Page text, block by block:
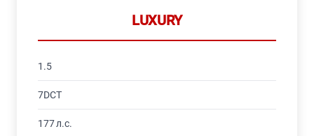
LUXURY
1.5
7DCT
177 л.с.